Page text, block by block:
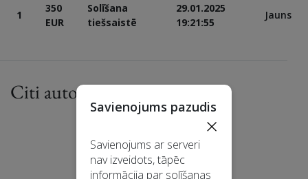
Savienojums pazudis
×
Savienojums ar serveri
nav izveidots, tāpēc
informācija par solīšanas
1
350
EUR
Solīšana
tiešsaistē
29.01.2025
19:21:55
Jauns
Citi autora darbi